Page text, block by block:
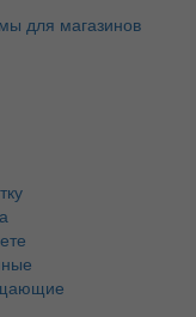
для магазинов